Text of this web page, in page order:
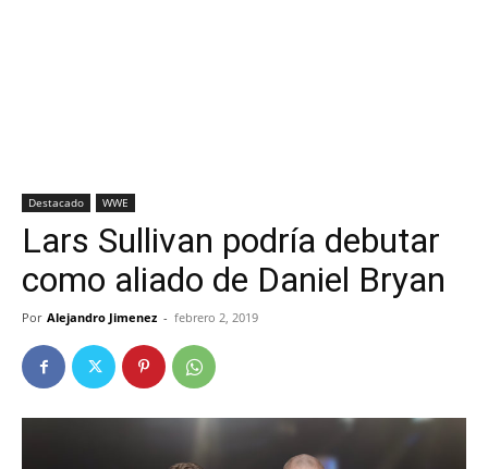
Destacado WWE
Lars Sullivan podría debutar
como aliado de Daniel Bryan
Por Alejandro Jimenez - febrero 2, 2019